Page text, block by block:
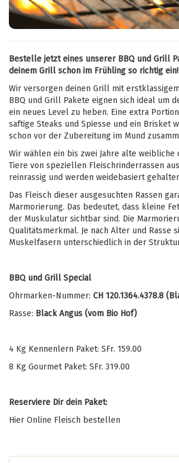
Bestelle jetzt eines unserer BBQ und Grill
deinem Grill schon im Frühling so richtig ein!
Wir versorgen deinen Grill mit
BBQ und Grill Pakete eignen sich ideal um
ein neues Level zu heben. Eine extra
saftige Steaks und Spiesse und ein Brisket
schon vor der Zubereitung im Mund
Wir wählen ein bis zwei Jahre alte weibliche
Tiere von speziellen Fleischrinderrassen
reinrassig und werden weidebasiert
Das Fleisch dieser ausgesuchten Rassen
Marmorierung. Das bedeutet, dass kleine
der Muskulatur sichtbar sind. Die
Qualitätsmerkmal. Je nach Alter und Rasse
Muskelfasern unterschiedlich in der
BBQ und Grill Special
Ohrmarken-Nummer: CH 120.1364.4378.8
Rasse: Black Angus (vom Bio Hof)
4 Kg Kennenlern Paket: SFr. 159.00
8 Kg Gourmet Paket: SFr. 319.00
Reserviere Dir dein Paket:
Hier Online Fleisch bestellen